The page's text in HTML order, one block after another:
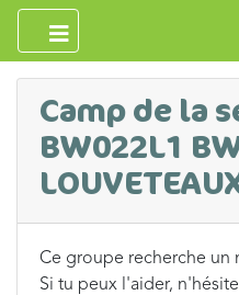
Camp de la
BW022L1
Ce groupe recherche un
Si tu peux l'aider,